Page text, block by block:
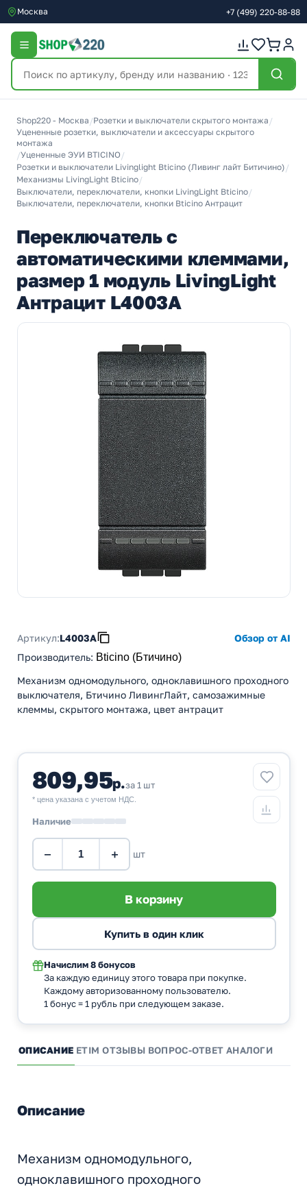
Москва +7 (499) 220-88-88
Shop220 - Москва /Розетки и выключатели скрытого монтажа /
Уцененные розетки, выключатели и аксессуары скрытого
монтажа
/Уцененные ЭУИ BTICINO /
Розетки и выключатели Livinglight Bticino (Ливинг лайт Битичино) /
Механизмы LivingLight Bticino/
Выключатели, переключатели, кнопки LivingLight Bticino/
Выключатели, переключатели, кнопки Bticino Антрацит
Переключатель с
автоматическими клеммами,
размер 1 модуль LivingLight
Антрацит L4003A
Артикул:L4003A
Обзор от AI
Производитель: Bticino (Бтичино)
Механизм одномодульного, одноклавишного проходного
выключателя, Бтичино ЛивингЛайт, самозажимные
клеммы, скрытого монтажа, цвет антрацит
809,95р.за 1 шт
* цена указана с учетом НДС.
Наличие
− + шт
Начислим 8 бонусов
За каждую единицу этого товара при покупке.
Каждому авторизованному пользователю.
1 бонус = 1 рубль при следующем заказе.
ОПИСАНИЕ ETIM ОТЗЫВЫ ВОПРОС-ОТВЕТ АНАЛОГИ
Описание
Механизм одномодульного,
одноклавишного проходного